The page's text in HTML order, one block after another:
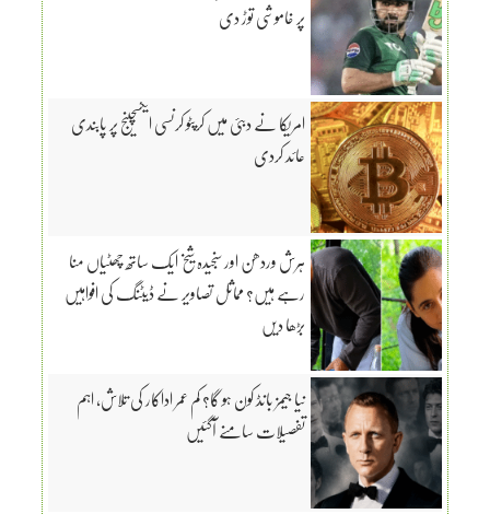
پر خاموشی توڑ دی
امریکا نے دبئی میں کرپٹو کرنسی ایکسچینج پر پابندی
عائد کردی
ہرش وردھن اور سنجیدہ شیخ ایک ساتھ چھٹیاں منا
رہے ہیں؟ مماثل تصاویر نے ڈیٹنگ کی افواہیں
بڑھا دیں
نیا جیمز بانڈ کون ہو گا؟ کم عمر اداکار کی تلاش، اہم
تفصیلات سامنے آگئیں